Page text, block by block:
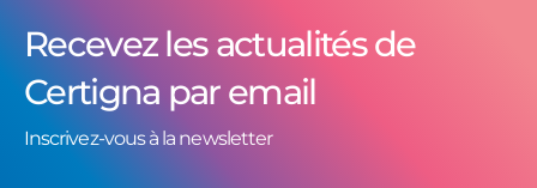
Recevez les actualités de
Certigna par email
Inscrivez-vous à la newsletter